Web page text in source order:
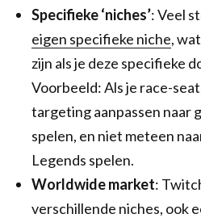
Specifieke ‘niches’: Veel
eigen specifieke niche,
zijn als je deze specifieke
Voorbeeld: Als je race-
targeting aanpassen naar
spelen, en niet meteen
Legends spelen.
Worldwide market:
verschillende niches, ook